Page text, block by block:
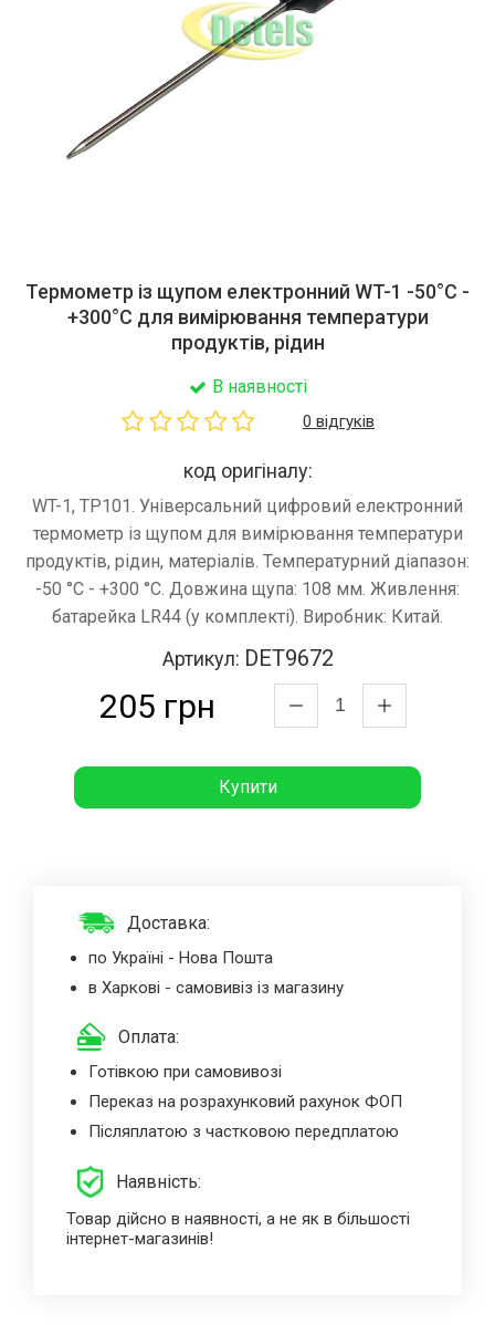
Термометр із щупом електронний WT-1 -50°C -
+300°C для вимірювання температури
продуктів, рідин
В наявності
0 відгуків
код оригіналу:
WT-1, TP101. Універсальний цифровий електронний
термометр із щупом для вимірювання температури
продуктів, рідин, матеріалів. Температурний діапазон:
-50 °C - +300 °C. Довжина щупа: 108 мм. Живлення:
батарейка LR44 (у комплекті). Виробник: Китай.
Артикул: DET9672
205 грн
Купити
Доставка:
по Україні - Нова Пошта
в Харкові - самовивіз із магазину
Оплата:
Готівкою при самовивозі
Переказ на розрахунковий рахунок ФОП
Післяплатою з частковою передплатою
Наявність:
Товар дійсно в наявності, а не як в більшості
інтернет-магазинів!